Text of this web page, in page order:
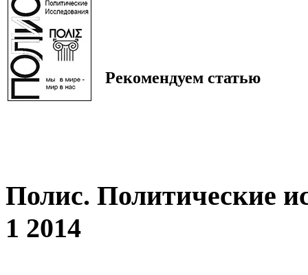
Рекомендуем статью
Полис. Политические
1 2014